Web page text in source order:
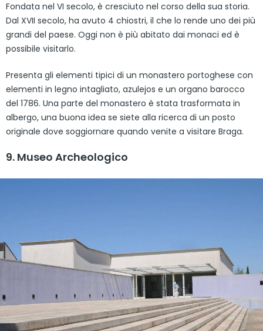
Fondata nel VI secolo, è cresciuto nel corso della sua storia.
Dal XVII secolo, ha avuto 4 chiostri, il che lo rende uno dei più
grandi del paese. Oggi non è più abitato dai monaci ed è
possibile visitarlo.
Presenta gli elementi tipici di un monastero portoghese con
elementi in legno intagliato, azulejos e un organo barocco
del 1786. Una parte del monastero è stata trasformata in
albergo, una buona idea se siete alla ricerca di un posto
originale dove soggiornare quando venite a visitare Braga.
9. Museo Archeologico